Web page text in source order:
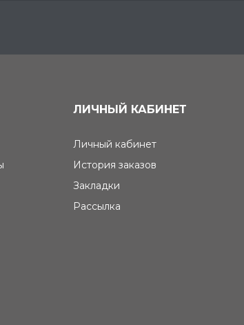
ЛИЧНЫЙ КАБИНЕТ
Личный кабинет
История заказов
Закладки
Рассылка